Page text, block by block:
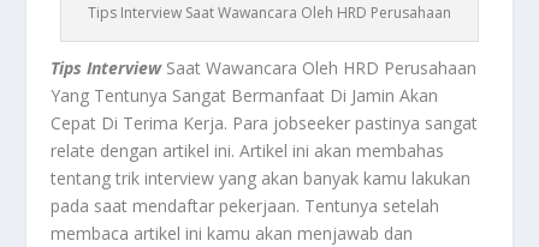
Tips Interview Saat Wawancara Oleh HRD Perusahaan
Tips Interview Saat Wawancara Oleh HRD Perusahaan
Yang Tentunya Sangat Bermanfaat Di Jamin Akan
Cepat Di Terima Kerja. Para jobseeker pastinya sangat
relate dengan artikel ini. Artikel ini akan membahas
tentang trik interview yang akan banyak kamu lakukan
pada saat mendaftar pekerjaan. Tentunya setelah
membaca artikel ini kamu akan menjawab dan